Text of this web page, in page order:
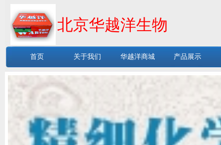
北京华越洋生物
首页 关于我们 华越洋商城 产品展示